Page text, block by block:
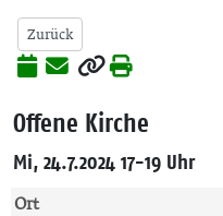
Zurück
Offene Kirche
Mi, 24.7.2024 17-19 Uhr
Ort